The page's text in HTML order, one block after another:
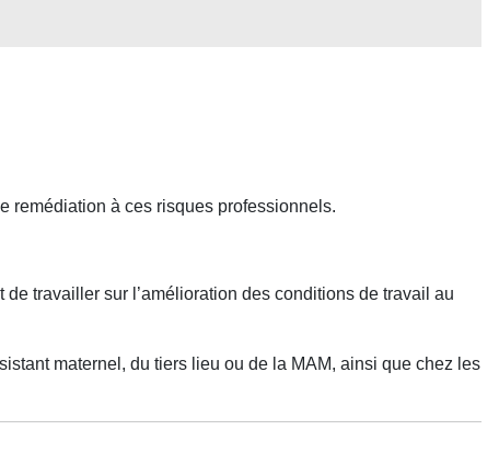
remédiation à ces risques professionnels.
travailler sur l’amélioration des conditions de travail au
maternel, du tiers lieu ou de la MAM, ainsi que chez les